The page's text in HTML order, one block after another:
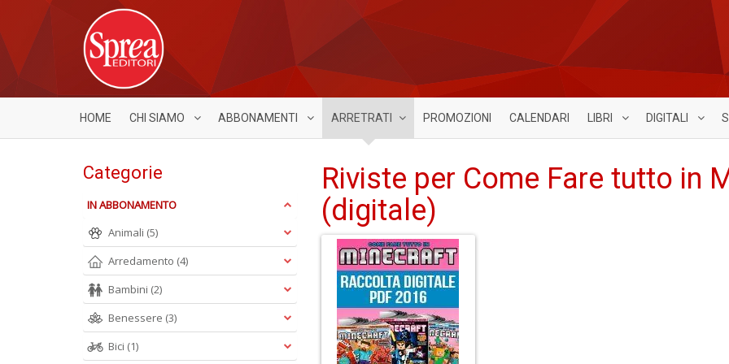
HOME CHI SIAMO ABBONAMENTI ARRETRATI PROMOZIONI CALENDARI LIBRI DIGITALI
Riviste per Come Fare tutto in
(digitale)
Categorie
IN ABBONAMENTO
Animali (5)
Arredamento (4)
Bambini (2)
Benessere (3)
Bici (1)